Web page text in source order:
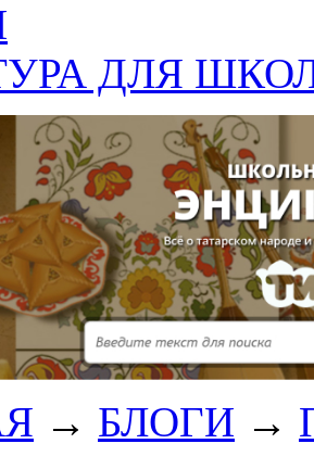
ДЛЯ
→ БЛОГИ →